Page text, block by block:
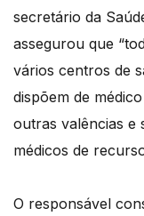
secretário da
assegurou que
vários centros de
dispõem de
outras valências e
médicos de
O responsável